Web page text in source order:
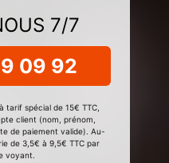
7/7
09 92
tarif spécial de 15€ TTC,
client (nom, prénom,
de paiement valide). Au-
de 3,5€ à 9,5€ TTC par
voyant.